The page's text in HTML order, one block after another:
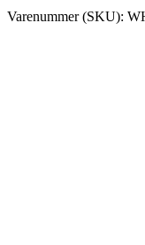
Varenummer (SKU):